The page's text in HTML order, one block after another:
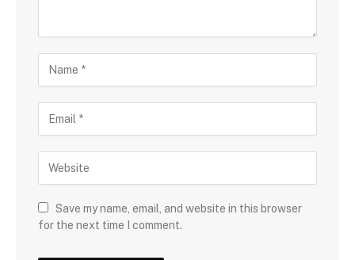
Save my name, email, and website in this browser
for the next time I comment.